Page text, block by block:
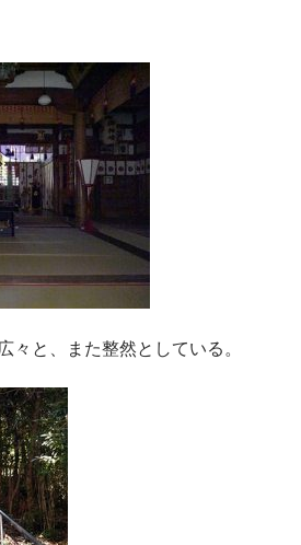
々と、また整然としている。